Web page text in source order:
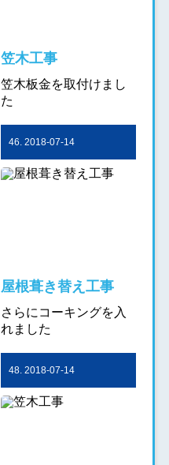
笠木工事
笠木板金を取付けまし
た
46. 2018-07-14
屋根葺き替え工事
さらにコーキングを入
れました
48. 2018-07-14